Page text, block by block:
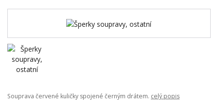
Souprava červené kuličky spojené černým drátem. celý popis